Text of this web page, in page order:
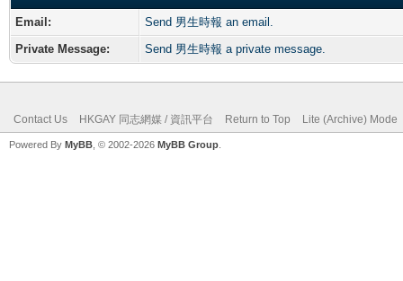
Email:
Send 男生時報 an email.
Private Message:
Send 男生時報 a private message.
Contact Us HKGAY 同志網媒 / 資訊平台 Return to Top Lite (Archive) Mode
Powered By MyBB , © 2002-2026 MyBB Group